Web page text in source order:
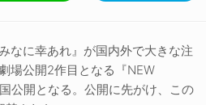
なに幸あれ』が国内外で大きな注
場公開2作目となる『NEW
公開となる。公開に先がけ、この